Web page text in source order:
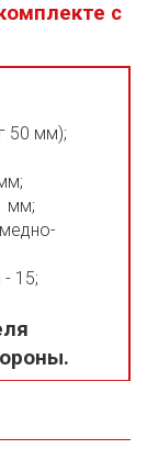
с
50 мм);
мм;
- 15;